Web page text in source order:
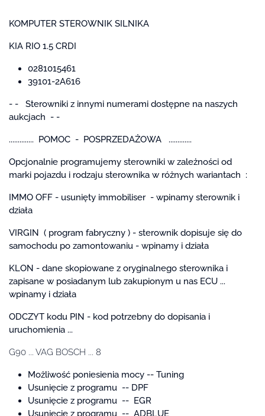
KOMPUTER STEROWNIK SILNIKA
KIA RIO 1.5 CRDI
0281015461
39101-2A616
- - Sterowniki z innymi numerami dostępne na naszych
aukcjach - -
.............. POMOC - POSPRZEDAŻOWA .............
Opcjonalnie programujemy sterowniki w zależności od
marki pojazdu i rodzaju sterownika w różnych wariantach :
IMMO OFF - usunięty immobiliser - wpinamy sterownik i
działa
VIRGIN ( program fabryczny ) - sterownik dopisuje się do
samochodu po zamontowaniu - wpinamy i działa
KLON - dane skopiowane z oryginalnego sterownika i
zapisane w posiadanym lub zakupionym u nas ECU ...
wpinamy i działa
ODCZYT kodu PIN - kod potrzebny do dopisania i
uruchomienia ...
G90 ... VAG BOSCH ... 8
Możliwość poniesienia mocy -- Tuning
Usunięcie z programu -- DPF
Usunięcie z programu -- EGR
Usunięcie z programu -- ADBLUE